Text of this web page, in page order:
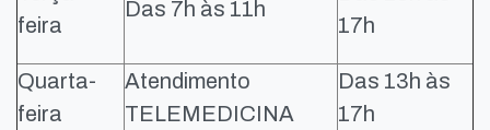
feira
Das 7h às 11h
17h
Quarta-
feira
Atendimento
TELEMEDICINA
Das 13h às
17h